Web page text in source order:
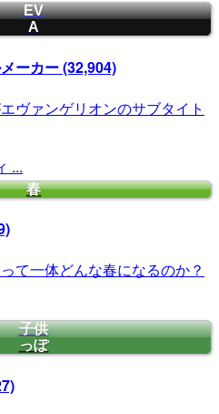
EV
A
ーカー(32,904)
ヴァンゲリオンのサブタイト
...
春
て一体どんな春になるのか？
子供
っぽ